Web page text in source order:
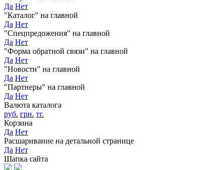
Да Нет
"Каталог" на главной
Да Нет
"Спецпредожения" на главной
Да Нет
"Форма обратной связи" на главной
Да Нет
"Новости" на главной
Да Нет
"Партнеры" на главной
Да Нет
Валюта каталога
руб. грн. тг.
Корзина
Да Нет
Расшаривание на детальной странице
Да Нет
Шапка сайта